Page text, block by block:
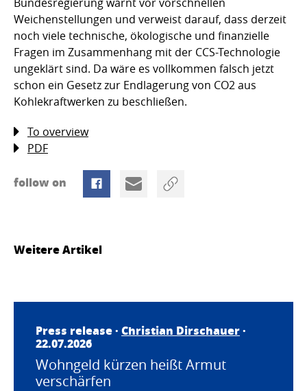
Weichenstellungen und verweist darauf, dass derzeit
noch viele technische, ökologische und finanzielle
Fragen im Zusammenhang mit der CCS-Technologie
ungeklärt sind. Da wäre es vollkommen falsch jetzt
schon ein Gesetz zur Endlagerung von CO2 aus
Kohlekraftwerken zu beschließen.
To overview
PDF
follow on
Weitere Artikel
Press release · Christian Dirschauer·
22.07.2026
Wohngeld kürzen heißt Armut
verschärfen